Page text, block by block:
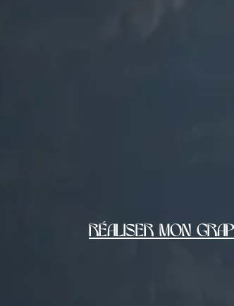
Réaliser mon